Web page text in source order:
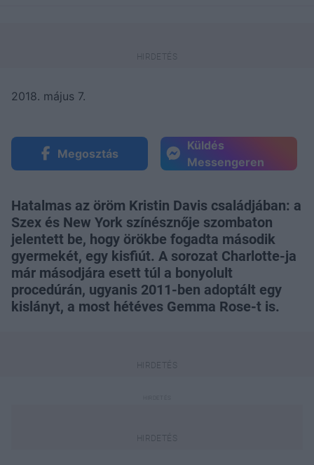
2018. május 7.
Megosztás
Küldés
Messengeren
Hatalmas az öröm Kristin Davis családjában: a
Szex és New York színésznője szombaton
jelentett be, hogy örökbe fogadta második
gyermekét, egy kisfiút. A sorozat Charlotte-ja
már másodjára esett túl a bonyolult
procedúrán, ugyanis 2011-ben adoptált egy
kislányt, a most hétéves Gemma Rose-t is.